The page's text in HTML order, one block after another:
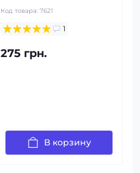
Код товара: 7621
1
275 грн.
В корзину